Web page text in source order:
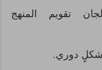
تقويم المنهج
دوري.